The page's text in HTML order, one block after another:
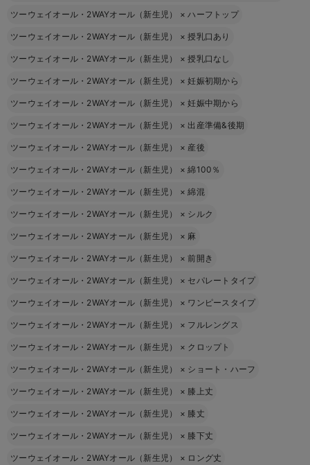
ツーウェイオール・2WAYオール（新生児） ×ハーフトップ
ツーウェイオール・2WAYオール（新生児） ×授乳口あり
ツーウェイオール・2WAYオール（新生児） ×授乳口なし
ツーウェイオール・2WAYオール（新生児） ×妊娠初期から
ツーウェイオール・2WAYオール（新生児） ×妊娠中期から
ツーウェイオール・2WAYオール（新生児） × 出産準備&後期
ツーウェイオール・2WAYオール（新生児） × 産後
ツーウェイオール・2WAYオール（新生児） ×綿100％
ツーウェイオール・2WAYオール（新生児） ×綿混
ツーウェイオール・2WAYオール（新生児） × シルク
ツーウェイオール・2WAYオール（新生児） × 麻
ツーウェイオール・2WAYオール（新生児） ×前開き
ツーウェイオール・2WAYオール（新生児） × セパレートタイプ
ツーウェイオール・2WAYオール（新生児） × ワンピースタイプ
ツーウェイオール・2WAYオール（新生児） × フルレングス
ツーウェイオール・2WAYオール（新生児） × クロップト
ツーウェイオール・2WAYオール（新生児） × ショート・ハーフ
ツーウェイオール・2WAYオール（新生児） × 膝上丈
ツーウェイオール・2WAYオール（新生児） × 膝丈
ツーウェイオール・2WAYオール（新生児） × 膝下丈
ツーウェイオール・2WAYオール（新生児） × ロング丈